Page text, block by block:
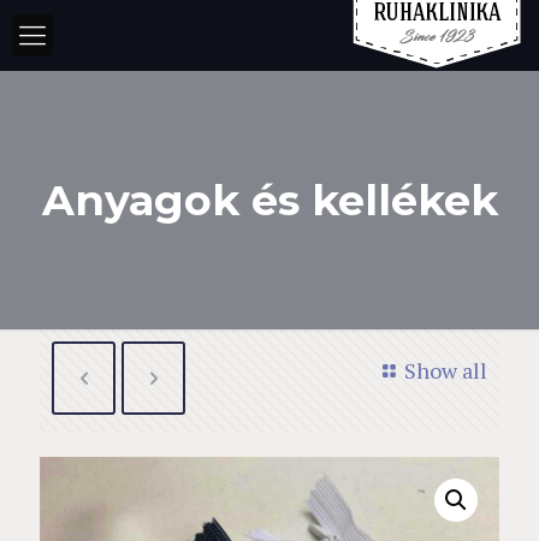
Anyagok és kellékek
Show all